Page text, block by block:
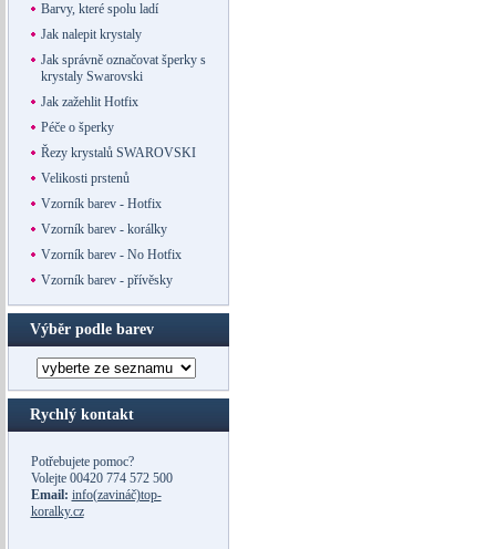
Barvy, které spolu ladí
Jak nalepit krystaly
Jak správně označovat šperky s
krystaly Swarovski
Jak zažehlit Hotfix
Péče o šperky
Řezy krystalů SWAROVSKI
Velikosti prstenů
Vzorník barev - Hotfix
Vzorník barev - korálky
Vzorník barev - No Hotfix
Vzorník barev - přívěsky
Výběr podle barev
Rychlý kontakt
Potřebujete pomoc?
Volejte 00420 774 572 500
Email: info(zavináč)top-
koralky.cz